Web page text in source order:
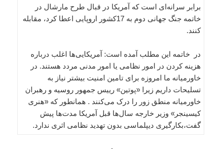
برابر سرانه‌ای است که آمریکا در قبال طرح مارشال در
خاتمه جنگ جهانی دوم به 17کشور اروپایی اعطا کرد، مقابله
کنند.
در خاتمه این مطلب آمده است: آمریکایی‌ها اغلب درباره
هزینه کردن در امور نظامی یا امور مدنی مردد هستند. در
خاورمیانه ما امروزه برای تامین امنیت بیشتر نیاز به
تسلیحات داریم زیرا «پوتین» رییس جمهور روسیه و رهبران
خاورمیانه منطق زور را درک می‌کنند . همانطور که «هنری
کیسینجر» وزیر خارجه سال‌ها قبل آمریکا مدت‌ها‌ پیش
گفت،بکارگیری دیپلماسی بدون تهدید نظامی ‌اثری ندارد.